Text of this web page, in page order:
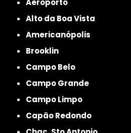
Alto da Boa Vista
Americanópolis
Brooklin
Campo Belo
Campo Grande
Campo Limpo
Capão Redondo